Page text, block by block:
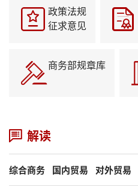
政策法规
征求意见
商务部规章库
解读
综合商务 国内贸易 对外贸易